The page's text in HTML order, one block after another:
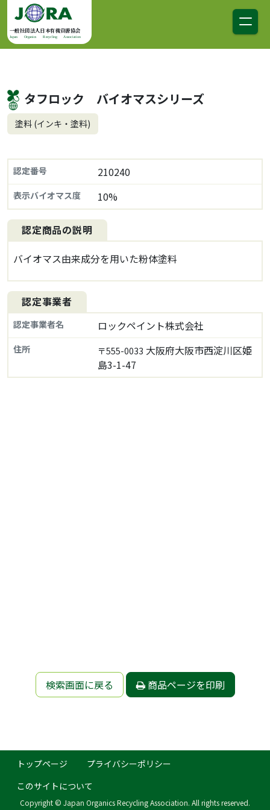
コンテンツへスキップ
メインナビゲーション
一般社団法人日本有機資源協会
Japan Organics Recycling Association
タフロック バイオマスシリーズ
塗料 (インキ・塗料)
認定番号 210240
表示バイオマス度 10%
認定商品の説明
バイオマス由来成分を用いた粉体塗料
認定事業者
認定事業者名 ロックペイント株式会社
住所 〒555-0033 大阪府大阪市西淀川区姫
島3-1-47
検索画面に戻る 商品ページを印刷
トップページ
プライバシーポリシー
このサイトについて
Copyright © Japan Organics Recycling Association. All rights reserved.